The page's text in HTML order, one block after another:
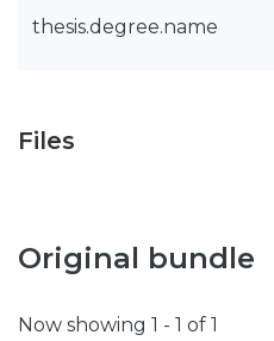
thesis.degree.name
Files
Original bundle
Now showing 1 - 1 of 1